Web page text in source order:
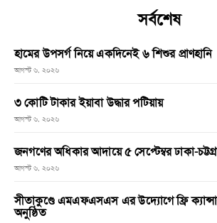
সর্বশেষ
হামের উপসর্গ নিয়ে একদিনেই ৬ শিশুর প্রাণহানি
আগস্ট ৬, ২০২৬
৩ কোটি টাকার ইয়াবা উদ্ধার পটিয়ায়
আগস্ট ৬, ২০২৬
জনগণের অধিকার আদায়ে ৫ সেপ্টেম্বর ঢাকা-
আগস্ট ৬, ২০২৬
সীতাকুণ্ডে এমএফএসএস এর উদ্যোগে ফ্রি
অনুষ্ঠিত